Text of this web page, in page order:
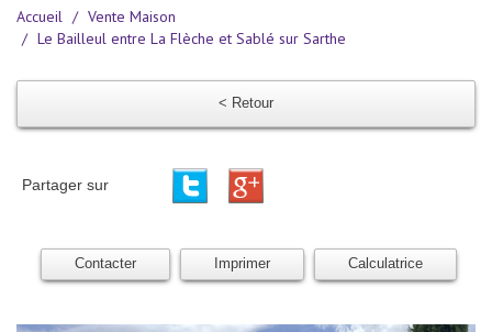
Accueil
Vente Maison
Le Bailleul entre La Flèche et Sablé sur Sarthe
< Retour
Partager sur
Contacter Imprimer Calculatrice